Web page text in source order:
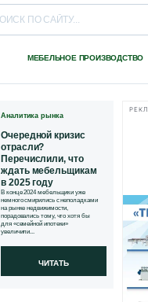
МЕБЕЛЬНОЕ ПРОИЗВОДСТВО
Аналитика рынка
Очередной кризис
отрасли?
Перечислили, что
ждать мебельщикам
в 2025 году
В конце 2024 мебельщики уже
немного смирились с неполадками
на рынке недвижимости,
порадовались тому, что хотя бы
для «семейной ипотеки»
увеличили...
ЧИТАТЬ